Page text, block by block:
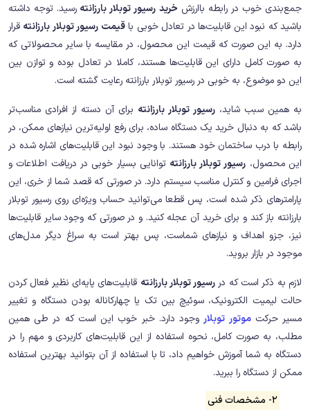
جمع‌بندی خوب در رابطه باارزش خرید رسیور توبلار بارزانته رسید. توجه داشته
باشید که نبود این قابلیت‌ها در تعادل خوبی باقیمت رسیور توبلار بارزانته قرار
دارد. به این صورت که قیمت این محصول، در مقایسه با سایر محصولاتی که
به صورت کامل دارای این قابلیت‌ها هستند، کاملا در تعادل بوده و توازن بین
این دو موضوع، به خوبی در رسیور توبلار بارزانته رعایت گشته است.
به همین سبب شاید، رسیور توبلار بارزانته برای آن دسته از افرادی مناسب‌تر
باشد که به دنبال خرید یک دستگاه ساده، برای رفع اولیه‌ترین نیازهای ممکن، در
رابطه با درب ساختمان خود هستند. با وجود نبود این قابلیت‌های اشاره شده در
این محصول، رسیور توبلار بارزانته توانایی بسیار خوبی در دریافت اطلاعات و
اجرای فرامین و کنترل مناسب سیستم دارد. در صورتی که قصد شما از خری، این
پارامترهای ذکر شده است، پس قطعا می‌توانید حساب ویژه‌ای روی رسیور توبلار
بارزانته باز کند و برای خرید آن عجله کنید. و در صورتی که وجود سایر قابلیت‌ها
نیز، جزو اهداف و نیازهای شماست، پس بهتر است به سراغ دیگر مدل‌های
موجود در بازار بروید.
لازم به ذکر است که در رسیور توبلار بارزانته قابلیت‌های پایه‌ای نظیر فعال کردن
حالت لیمیت الکترونیک، سوئیچ بین تک یا چهارکاناله بودن دستگاه و تغییر
مسیر حرکتموتور توبلاروجود دارد. خبر خوب این است که در طی همین
مطلب، به صورت کامل، نحوه استفاده از این قابلیت‌های کاربردی و مهم را در
دستگاه به شما آموزش خواهیم داد، تا با استفاده از آن بتوانید بهترین استفاده
ممکن از دستگاه را ببرید.
2- مشخصات فنی